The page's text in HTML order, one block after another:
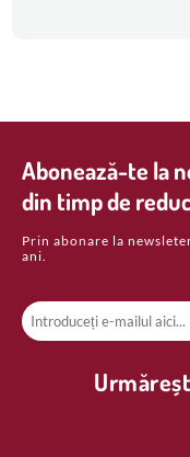
Abonează-te la
din timp de
Prin abonare la
ani.